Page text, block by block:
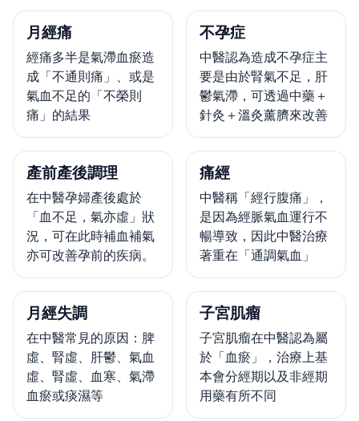
月經痛
經痛多半是氣滯血瘀造
成「不通則痛」、或是
氣血不足的「不榮則
痛」的結果
不孕症
中醫認為造成不孕症主
要是由於腎氣不足，肝
鬱氣滯，可透過中藥＋
針灸＋溫灸薰臍來改善
產前產後調理
在中醫孕婦產後處於
「血不足，氣亦虛」狀
況，可在此時補血補氣
亦可改善孕前的疾病。
痛經
中醫稱「經行腹痛」，
是因為經脈氣血運行不
暢導致，因此中醫治療
著重在「通調氣血」
月經失調
在中醫常見的原因：脾
虛、腎虛、肝鬱、氣血
虛、腎虛、血寒、氣滯
血瘀或痰濕等
子宮肌瘤
子宮肌瘤在中醫認為屬
於「血瘀」，治療上基
本會分經期以及非經期
用藥有所不同